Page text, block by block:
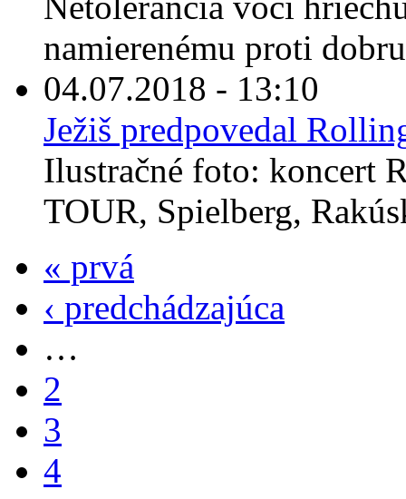
namierenému proti
04.07.2018 - 13:10
Ježiš predpovedal
Ilustračné foto: koncert
TOUR, Spielberg,
« prvá
‹ predchádzajúca
…
2
3
4